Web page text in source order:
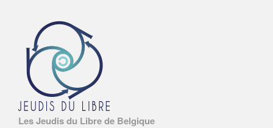
Les Jeudis du Libre de Belgique